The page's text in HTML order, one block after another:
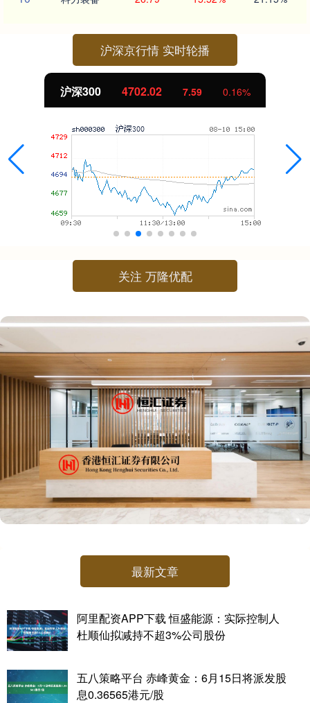
沪深京行情 实时轮播
沪深300 4702.02 7.59 0.16%
关注 万隆优配
最新文章
阿里配资APP下载 恒盛能源：实际控制人
杜顺仙拟减持不超3%公司股份
五八策略平台 赤峰黄金：6月15日将派发股
息0.36565港元/股